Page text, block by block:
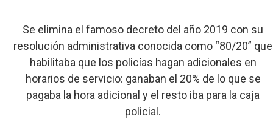
Se elimina el famoso decreto del año 2019 con su
resolución administrativa conocida como “80/20” que
habilitaba que los policías hagan adicionales en
horarios de servicio: ganaban el 20% de lo que se
pagaba la hora adicional y el resto iba para la caja
policial.